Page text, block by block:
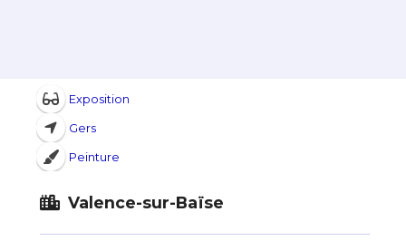
Exposition
Gers
Peinture
Valence-sur-Baïse